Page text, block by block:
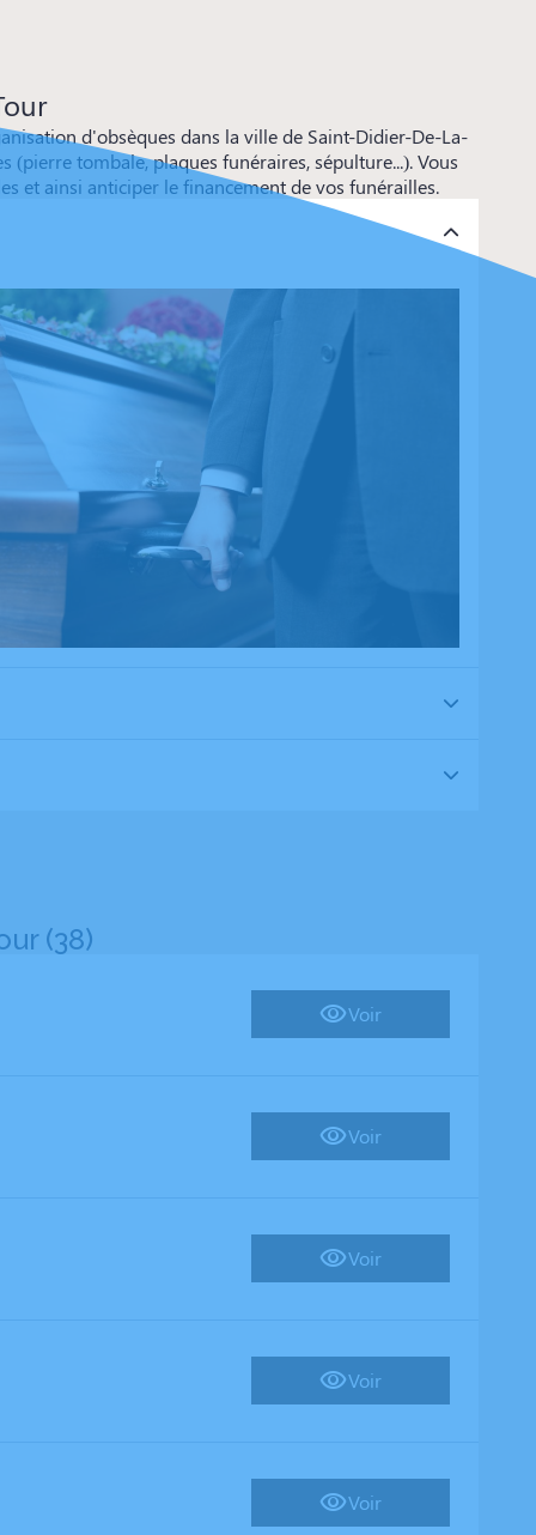
d'obsèques dans la ville de Saint-Didier-De-La-
tombale, plaques funéraires, sépulture...). Vous
et ainsi anticiper le financement de vos funérailles.
(38)
Voir
Voir
Voir
Voir
Voir